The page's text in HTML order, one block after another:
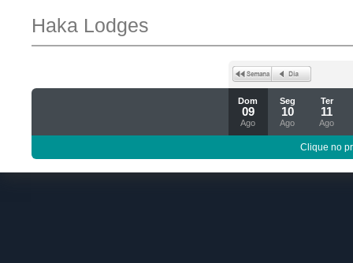
Haka Lodges
Dom
09
Ago
Seg
10
Ago
Ter
11
Ago
Clique no